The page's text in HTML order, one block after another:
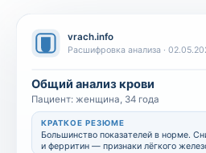
vrach.info
Расшифровка анализа ·
Общий анализ крови
Пациент: женщина, 34 года
КРАТКОЕ РЕЗЮМЕ
Большинство показателей в норме.
и ферритин — признаки лёгкого